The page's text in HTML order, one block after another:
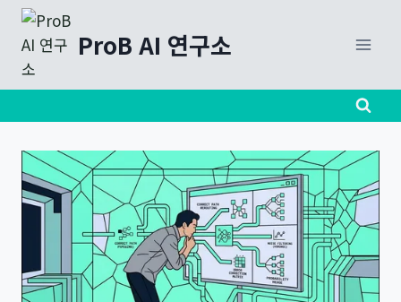
Skip
content
ProB AI 연구소